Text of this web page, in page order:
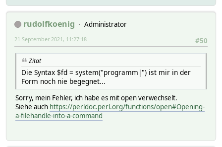
rudolfkoenig
Administrator
#50
21 September 2021, 11:27:18
Zitat
Die Syntax $fd = system("programm|") ist mir in der
Form noch nie begegnet...
Sorry, mein Fehler, ich habe es mit open verwechselt.
Siehe auch https://perldoc.perl.org/functions/open#Opening-
a-filehandle-into-a-command